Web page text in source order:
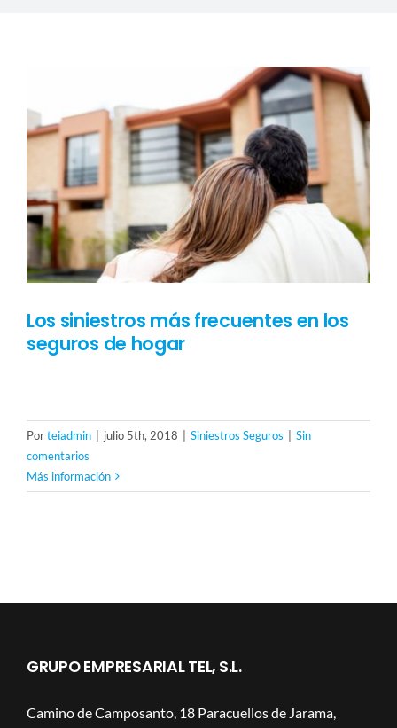
Los siniestros más frecuentes en los
seguros de hogar
Porteiadmin julio 5th, 2018 Siniestros Seguros
Sin
comentarios
Más información
GRUPO EMPRESARIAL TEL, S.L.
Camino de Camposanto, 18 Paracuellos de Jarama,